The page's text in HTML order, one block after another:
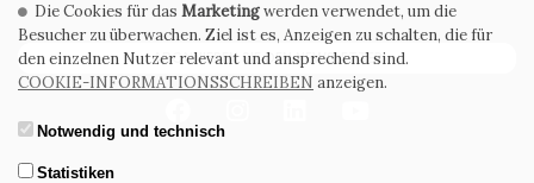
ABONNIEREN SIE DEN NEWSLETTER
Die Cookies für das Marketingwerden verwendet, um die
Besucher zu überwachen. Ziel ist es, Anzeigen zu schalten, die für
den einzelnen Nutzer relevant und ansprechend sind.
COOKIE-INFORMATIONSSCHREIBEN anzeigen.
Notwendig und technisch
Statistiken